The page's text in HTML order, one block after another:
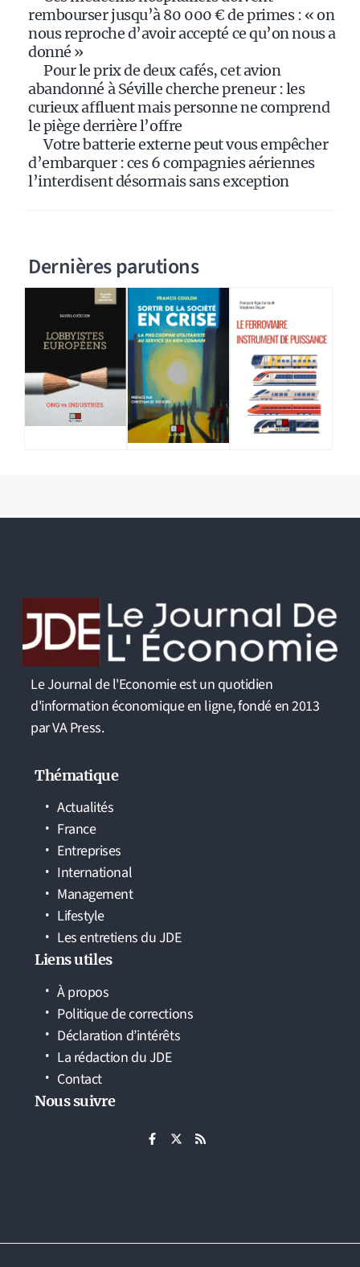
rembourser jusqu’à 80 000 € de primes : « on
nous reproche d’avoir accepté ce qu’on nous a
donné »
Pour le prix de deux cafés, cet avion
abandonné à Séville cherche preneur : les
curieux affluent mais personne ne comprend
le piège derrière l’offre
Votre batterie externe peut vous empêcher
d’embarquer : ces 6 compagnies aériennes
l’interdisent désormais sans exception
Dernières parutions
Le Journal de l'Economie est un quotidien
d'information économique en ligne, fondé en 2013
par VA Press.
Thématique
Actualités
France
Entreprises
International
Management
Lifestyle
Les entretiens du JDE
Liens utiles
À propos
Politique de corrections
Déclaration d’intérêts
La rédaction du JDE
Contact
Nous suivre